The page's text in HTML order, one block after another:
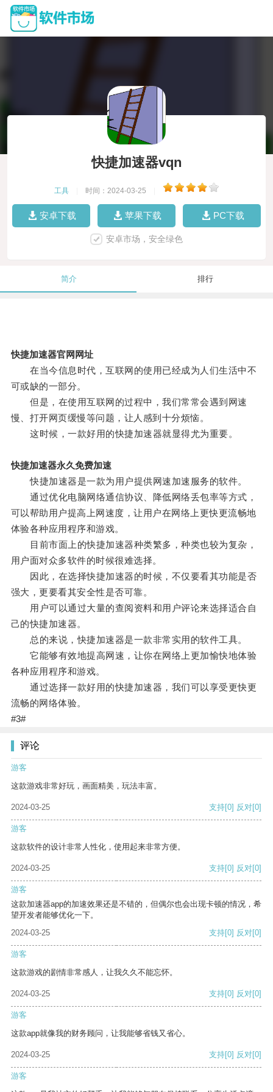
快捷加速器vqn
工具 时间：2024-03-25
安卓下载 苹果下载 PC下载
安卓市场，安全绿色
简介 排行
快捷加速器官网网址
在当今信息时代，互联网的使用已经成为人们生活中不
可或缺的一部分。
但是，在使用互联网的过程中，我们常常会遇到网速
慢、打开网页缓慢等问题，让人感到十分烦恼。
这时候，一款好用的快捷加速器就显得尤为重要。
快捷加速器永久免费加速
快捷加速器是一款为用户提供网速加速服务的软件。
通过优化电脑网络通信协议、降低网络丢包率等方式，
可以帮助用户提高上网速度，让用户在网络上更快更流畅地
体验各种应用程序和游戏。
目前市面上的快捷加速器种类繁多，种类也较为复杂，
用户面对众多软件的时候很难选择。
因此，在选择快捷加速器的时候，不仅要看其功能是否
强大，更要看其安全性是否可靠。
用户可以通过大量的查阅资料和用户评论来选择适合自
己的快捷加速器。
总的来说，快捷加速器是一款非常实用的软件工具。
它能够有效地提高网速，让你在网络上更加愉快地体验
各种应用程序和游戏。
通过选择一款好用的快捷加速器，我们可以享受更快更
流畅的网络体验。
#3#
评论
游客
这款游戏非常好玩，画面精美，玩法丰富。
2024-03-25 支持[0] 反对[0]
游客
这款软件的设计非常人性化，使用起来非常方便。
2024-03-25 支持[0] 反对[0]
游客
这款加速器app的加速效果还是不错的，但偶尔也会出现卡顿的情况，希
望开发者能够优化一下。
2024-03-25
支持[0] 反对[0]
游客
这款游戏的剧情非常感人，让我久久不能忘怀。
2024-03-25 支持[0] 反对[0]
游客
这款app就像我的财务顾问，让我能够省钱又省心。
2024-03-25 支持[0] 反对[0]
游客